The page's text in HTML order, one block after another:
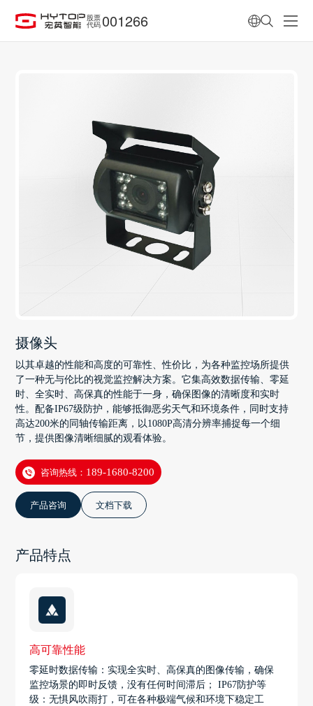
股票
代码 001266
摄像头
以其卓越的性能和高度的可靠性、性价比，为各种监控场所提供
了一种无与伦比的视觉监控解决方案。它集高效数据传输、零延
时、全实时、高保真的性能于一身，确保图像的清晰度和实时
性。配备IP67级防护，能够抵御恶劣天气和环境条件，同时支持
高达200米的同轴传输距离，以1080P高清分辨率捕捉每一个细
节，提供图像清晰细腻的观看体验。
咨询热线： 189-1680-8200
产品咨询 文档下载
产品特点
高可靠性能
零延时数据传输：实现全实时、高保真的图像传输，确保
监控场景的即时反馈，没有任何时间滞后； IP67防护等
级：无惧风吹雨打，可在各种极端气候和环境下稳定工